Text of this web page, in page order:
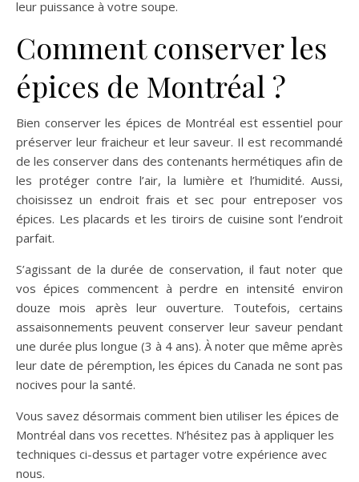
leur puissance à votre soupe.
Comment conserver les
épices de Montréal ?
Bien conserver les épices de Montréal est essentiel pour
préserver leur fraicheur et leur saveur. Il est recommandé
de les conserver dans des contenants hermétiques afin de
les protéger contre l’air, la lumière et l’humidité. Aussi,
choisissez un endroit frais et sec pour entreposer vos
épices. Les placards et les tiroirs de cuisine sont l’endroit
parfait.
S’agissant de la durée de conservation, il faut noter que
vos épices commencent à perdre en intensité environ
douze mois après leur ouverture. Toutefois, certains
assaisonnements peuvent conserver leur saveur pendant
une durée plus longue (3 à 4 ans). À noter que même après
leur date de péremption, les épices du Canada ne sont pas
nocives pour la santé.
Vous savez désormais comment bien utiliser les épices de
Montréal dans vos recettes. N’hésitez pas à appliquer les
techniques ci-dessus et partager votre expérience avec
nous.